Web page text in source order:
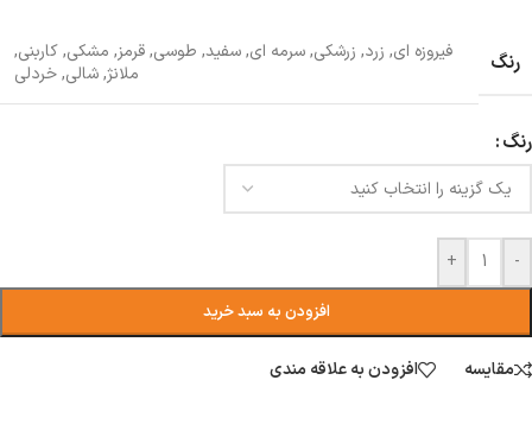
رنگ فیروزه ای, زرد, زرشکی,سرمه ای,سفید, طوسی,قرمز, مشکی,کاربنی,
ملانژ,شالی,خردلی
رنگ
-
+
افزودن به سبد خرید
مقایسه افزودن به علاقه مندی